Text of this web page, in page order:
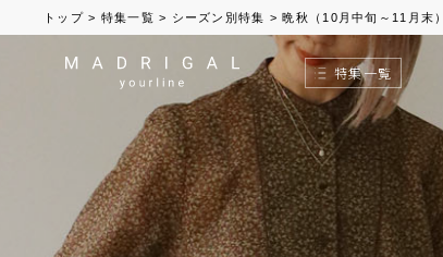
特集一覧
トップ> 特集一覧 > シーズン別特集 >晩秋（10月中旬～11月末）